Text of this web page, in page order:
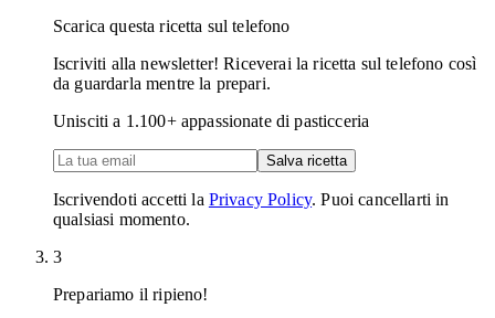
Scarica questa ricetta sul telefono
Iscriviti alla newsletter! Riceverai la ricetta sul telefono così
da guardarla mentre la prepari.
Unisciti a 1.100+ appassionate di pasticceria
Salva ricetta
Iscrivendoti accetti la Privacy Policy. Puoi cancellarti in
qualsiasi momento.
3
Prepariamo il ripieno!